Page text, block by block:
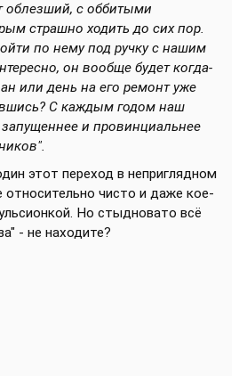
облезший, с оббитыми
страшно ходить до сих пор.
по нему под ручку с нашим
он вообще будет когда-
или день на его ремонт уже
С каждым годом наш
запущеннее и провинциальнее
этот переход в неприглядном
относительно чисто и даже кое-
Но стыдновато всё
- не находите?